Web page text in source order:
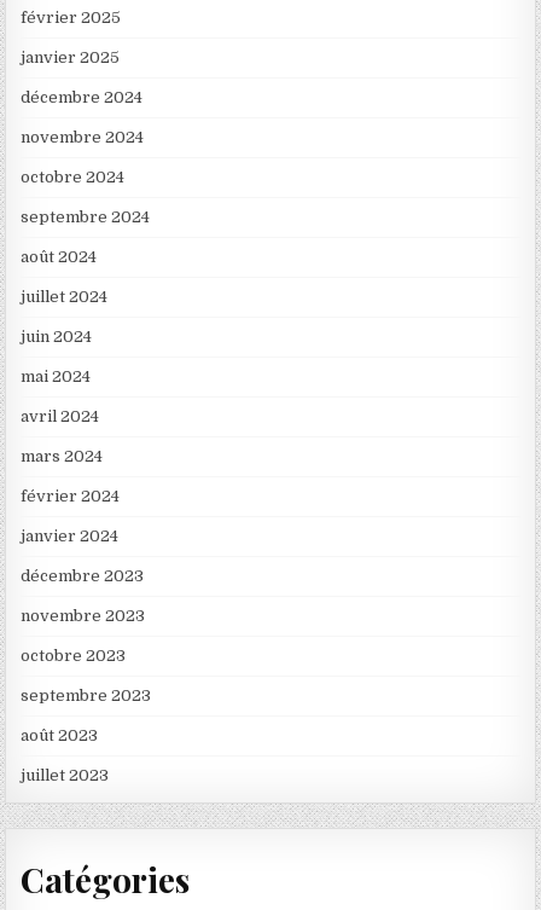
février 2025
janvier 2025
décembre 2024
novembre 2024
octobre 2024
septembre 2024
août 2024
juillet 2024
juin 2024
mai 2024
avril 2024
mars 2024
février 2024
janvier 2024
décembre 2023
novembre 2023
octobre 2023
septembre 2023
août 2023
juillet 2023
Catégories